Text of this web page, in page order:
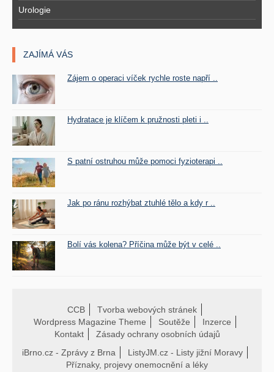
Urologie
ZAJÍMÁ VÁS
Zájem o operaci víček rychle roste napří ..
Hydratace je klíčem k pružnosti pleti i ..
S patní ostruhou může pomoci fyzioterapi ..
Jak po ránu rozhýbat ztuhlé tělo a kdy r ..
Bolí vás kolena? Příčina může být v celé ..
CCB
Tvorba webových stránek
Wordpress Magazine Theme
Soutěže
Inzerce
Kontakt
Zásady ochrany osobních údajů
iBrno.cz - Zprávy z Brna
ListyJM.cz - Listy jižní Moravy
Příznaky, projevy onemocnění a léky